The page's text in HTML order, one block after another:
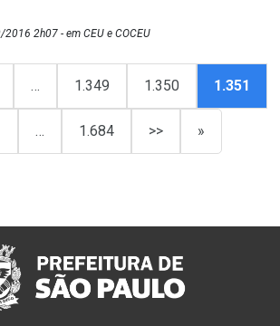
2h07 - em CEU e COCEU
… 1.349 1.350 1.351
… 1.684 >> »